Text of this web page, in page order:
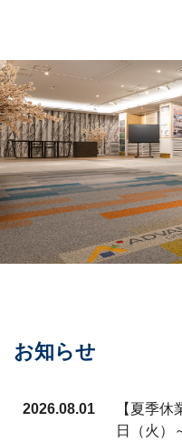
お知らせ
2026.08.01
【夏季
日（火）